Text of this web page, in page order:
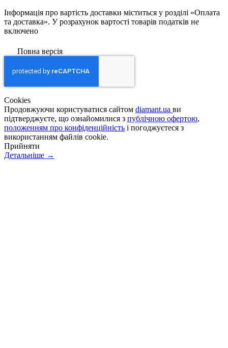
Інформація про вартість доставки міститься у розділі «Оплата
та доставка». У розрахунок вартості товарів податків не
включено
Повна версія
Сookies
Продовжуючи користуватися сайтом diamant.ua ви
підтверджуєте, що ознайомилися з публічною офертою,
положенням про конфіденційність і погоджуєтеся з
використанням файлів cookie.
Прийняти
Детальніше →